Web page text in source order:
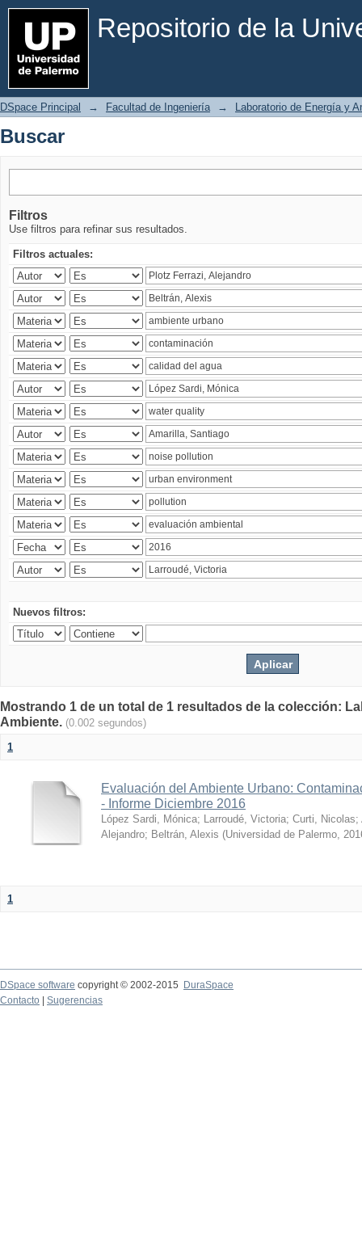
Repositorio de la
Buscar
DSpace Principal → Facultad de Ingeniería → Laboratorio de Energía y
Buscar
Filtros
Use filtros para refinar sus resultados.
Filtros actuales:
Nuevos filtros:
Mostrando 1 de un total de 1 resultados de la colección:
Ambiente. (0.002 segundos)
1
Evaluación del Ambiente Urbano:
- Informe Diciembre 2016
López Sardi, Mónica; Larroudé, Victoria; Curti, Nicolas;
Alejandro; Beltrán, Alexis (Universidad de Palermo,
1
DSpace software copyright © 2002-2015
DuraSpace
Contacto
Sugerencias